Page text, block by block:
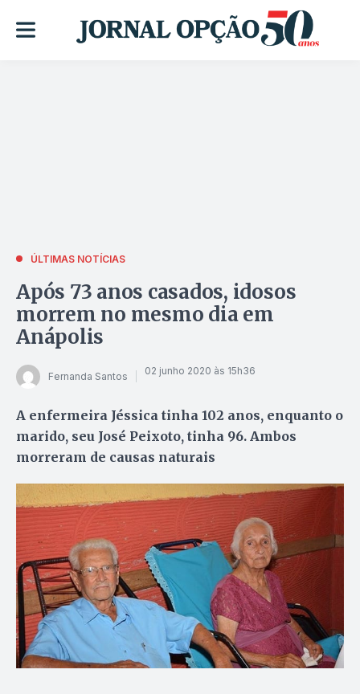
ÚLTIMAS NOTÍCIAS
Após 73 anos casados, idosos
morrem no mesmo dia em
Anápolis
Fernanda Santos 02 junho 2020 às 15h36
A enfermeira Jéssica tinha 102 anos, enquanto o
marido, seu José Peixoto, tinha 96. Ambos
morreram de causas naturais